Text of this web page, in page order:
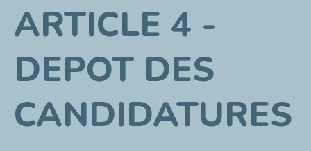
ARTICLE 4 -
DEPOT DES
CANDIDATURES